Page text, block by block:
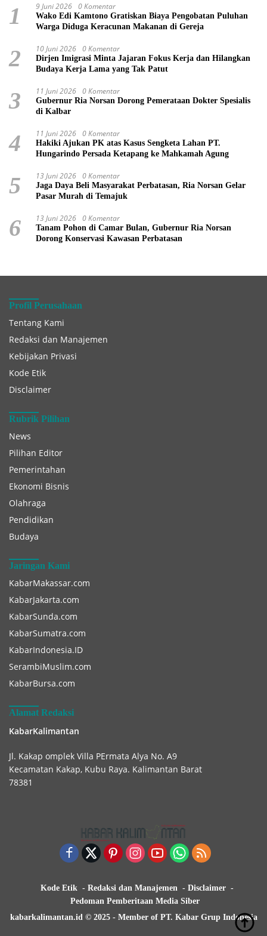
1 9 Juni 2026 0 Komentar
Wako Edi Kamtono Gratiskan Biaya Pengobatan Puluhan
Warga Diduga Keracunan Makanan di Gereja
2 10 Juni 2026 0 Komentar
Dirjen Imigrasi Minta Jajaran Fokus Kerja dan Hilangkan
Budaya Kerja Lama yang Tak Patut
3 11 Juni 2026 0 Komentar
Gubernur Ria Norsan Dorong Pemerataan Dokter Spesialis
di Kalbar
4 11 Juni 2026 0 Komentar
Hakiki Ajukan PK atas Kasus Sengketa Lahan PT.
Hungarindo Persada Ketapang ke Mahkamah Agung
5 13 Juni 2026 0 Komentar
Jaga Daya Beli Masyarakat Perbatasan, Ria Norsan Gelar
Pasar Murah di Temajuk
6 13 Juni 2026 0 Komentar
Tanam Pohon di Camar Bulan, Gubernur Ria Norsan
Dorong Konservasi Kawasan Perbatasan
Profil Perusahaan
Tentang Kami
Redaksi dan Manajemen
Kebijakan Privasi
Kode Etik
Disclaimer
Rubrik Pilihan
News
Pilihan Editor
Pemerintahan
Ekonomi Bisnis
Olahraga
Pendidikan
Budaya
Jaringan Kami
KabarMakassar.com
KabarJakarta.com
KabarSunda.com
KabarSumatra.com
KabarIndonesia.ID
SerambiMuslim.com
KabarBursa.com
Alamat Redaksi
KabarKalimantan
Jl. Kakap omplek Villa PErmata Alya No. A9
Kecamatan Kakap, Kubu Raya. Kalimantan Barat
78381
Kode Etik Redaksi dan Manajemen
Disclaimer
Pedoman Pemberitaan Media Siber
kabarkalimantan.id © 2025 - Member of PT. Kabar Grup Indonesia